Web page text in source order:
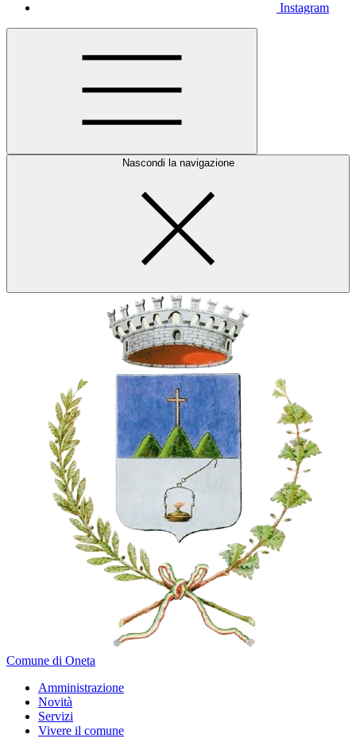
Instagram
Nascondi la navigazione
Comune di Oneta
Amministrazione
Novità
Servizi
Vivere il comune